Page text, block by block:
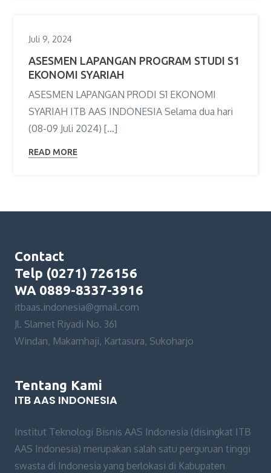
Juli 9, 2024
ASESMEN LAPANGAN PROGRAM STUDI S1
EKONOMI SYARIAH
ASESMEN LAPANGAN PRODI S1 EKONOMI
SYARIAH ITB AAS INDONESIA Selama dua hari
(08-09 Juli 2024) […]
READ MORE
Contact
Telp (0271) 726156
WA 0889-8337-3916
itbaas.indonesia@gmail.com
Jl. Slamet Riyadi No. 361
Windan, Makamhaji, Kartasura, Sukoharjo
Tentang Kami
ITB AAS INDONESIA
Institut Teknologi Bisnis AAS Indonesia (disingkat ITB
AAS Indonesia) merupakan salah satu perguruan tinggi
swasta di Indonesia yang berlokasi di Kabupaten